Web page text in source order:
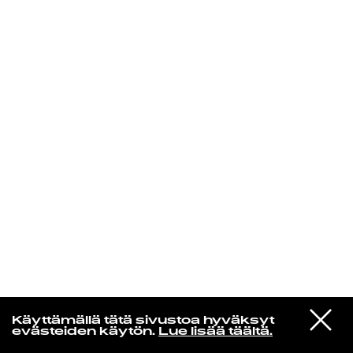
Käyttämällä tätä sivustoa hyväksyt
evästeiden käytön. Lue lisää täältä.
VIESTI
STUDIOON
Drug Store Raid
Sicko Zone